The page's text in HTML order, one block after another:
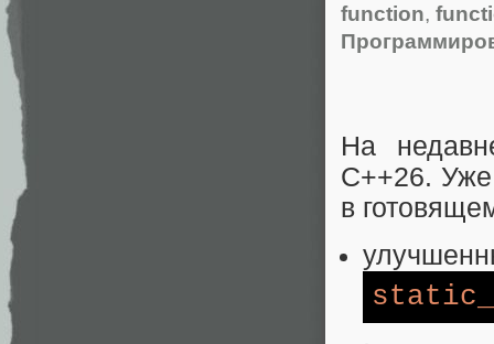
function,
На
C++26.
в
,